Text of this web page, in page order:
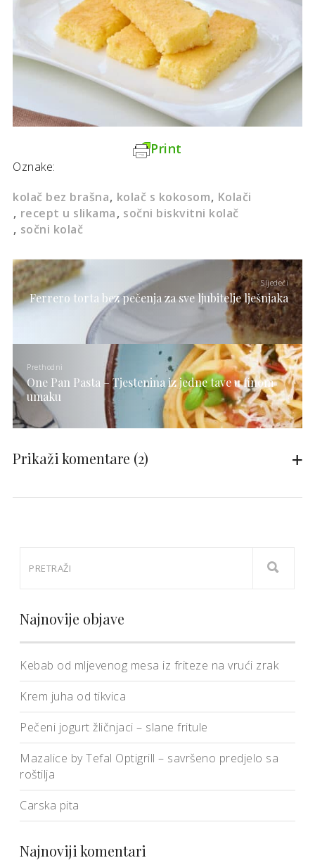
Print
Oznake:
kolač bez brašna kolač s kokosom Kolači
recept u slikama sočni biskvitni kolač
sočni kolač
Sljedeći
Ferrero torta bez pečenja za sve ljubitelje lješnjaka
Prethodni
One Pan Pasta – Tjestenina iz jedne tave u finom
umaku
Prikaži komentare (2)
Najnovije objave
Kebab od mljevenog mesa iz friteze na vrući zrak
Krem juha od tikvica
Pečeni jogurt žličnjaci – slane fritule
Mazalice by Tefal Optigrill – savršeno predjelo sa
roštilja
Carska pita
Najnoviji komentari